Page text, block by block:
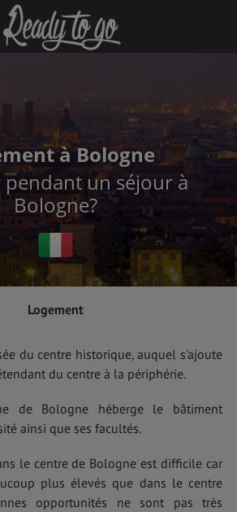
à Bologne
un séjour à
Bologne?
Logement
du centre historique, auquel s'ajoute
du centre à la périphérie.
de Bologne héberge le bâtiment
ainsi que ses facultés.
le centre de Bologne est difficile car
plus élevés que dans le centre
opportunités ne sont pas très